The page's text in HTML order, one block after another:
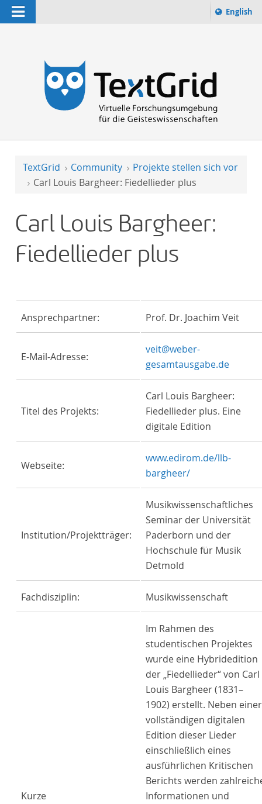
Navigation
zur Suche
Sprache
English
TextGrid Community
Projekte stellen sich vor
Carl Louis Bargheer: Fiedellieder plus
Carl Louis Bargheer:
Fiedellieder plus
Ansprechpartner: Prof. Dr. Joachim Veit
E-Mail-Adresse:
veit@weber-
gesamtausgabe.de
Titel des Projekts:
Carl Louis Bargheer:
Fiedellieder plus. Eine
digitale Edition
Webseite:
www.edirom.de/llb-
bargheer/
Institution/Projektträger:
Musikwissenschaftliches
Seminar der Universität
Paderborn und der
Hochschule für Musik
Detmold
Fachdisziplin: Musikwissenschaft
Kurze
Im Rahmen des
studentischen Projektes
wurde eine Hybridedition
der „Fiedellieder“ von Carl
Louis Bargheer (1831–
1902) erstellt. Neben einer
vollständigen digitalen
Edition dieser Lieder
einschließlich eines
ausführlichen Kritischen
Berichts werden
Informationen und